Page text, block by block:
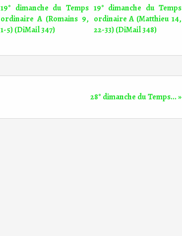
19° dimanche du Temps
ordinaire A (Romains 9,
1-5) (DiMail 347)
19° dimanche du Temps
ordinaire A (Matthieu 14,
22-33) (DiMail 348)
28° dimanche du Temps... »